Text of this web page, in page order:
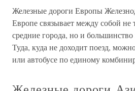
Железные дороги Европы
Европе связывает между собой не
средние города, но и
Туда, куда не доходит поезд,
или автобусе по единому